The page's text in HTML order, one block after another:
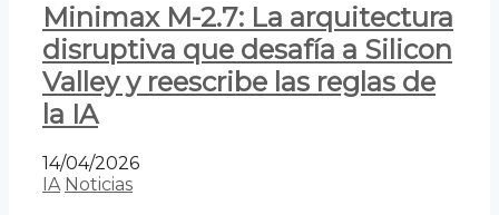
Minimax M-2.7: La arquitectura
disruptiva que desafía a Silicon
Valley y reescribe las reglas de
la IA
14/04/2026
IA Noticias